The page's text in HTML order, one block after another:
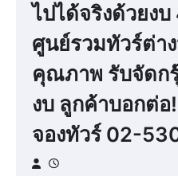
ไปได้จริงด้วยง
ศูนย์รวมทัวร์ต่า
คุณภาพ รับจัดก
งบ ลูกค้าบอกต่อ
จองทัวร์ 02-